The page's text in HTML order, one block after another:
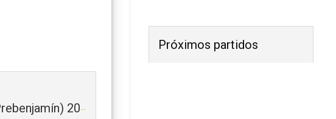
UE L’ALCÚDIA (Prebenjamín) 2018
Próximos partidos